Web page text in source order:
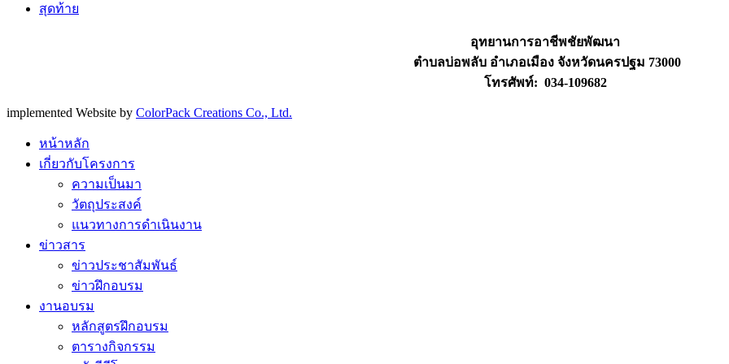
สุดท้าย
อุทยานการอาชีพชัยพัฒนา
ตำบลบ่อพลับ อำเภอเมือง จังหวัดนครปฐม 73000
โทรศัพท์: 034-109682
implemented Website by ColorPack Creations Co., Ltd.
หน้าหลัก
เกี่ยวกับโครงการ
ความเป็นมา
วัตถุประสงค์
แนวทางการดำเนินงาน
ข่าวสาร
ข่าวประชาสัมพันธ์
ข่าวฝึกอบรม
งานอบรม
หลักสูตรฝึกอบรม
ตารางกิจกรรม